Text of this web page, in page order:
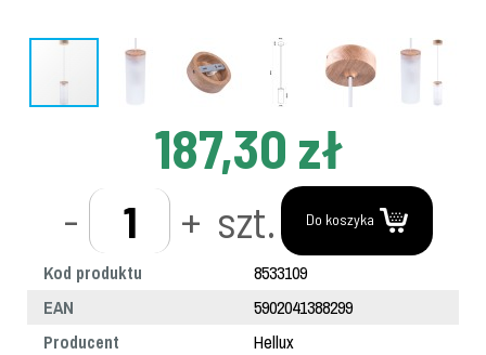
187,30 zł
- + szt. Do koszyka
Kod produktu
8533109
EAN
5902041388299
Producent
Hellux